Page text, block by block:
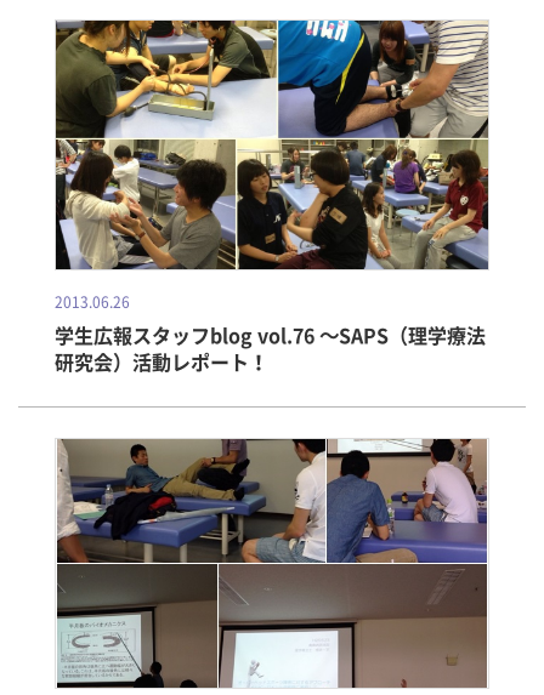
2013.06.26
学生広報スタッフblog vol.76 ～SAPS（理学療法
研究会）活動レポート！